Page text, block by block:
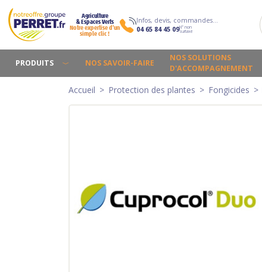
Agriculture
& Espaces Verts
Notre expertise d’un
simple clic !
Infos, devis, commandes…
04 65 84 45 09N° non
surtaxé
PRODUITS NOS SAVOIR-FAIRE
NOS SOLUTIONS
D'ACCOMPAGNEMENT
Accueil Protection des plantes Fongicides